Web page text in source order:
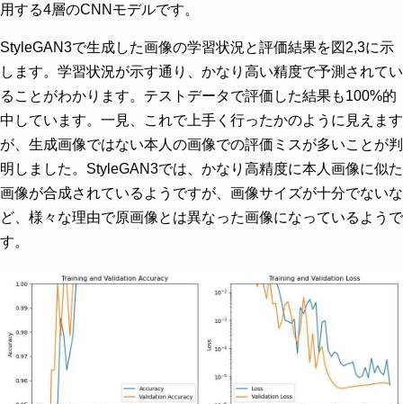
用する4層のCNNモデルです。
StyleGAN3で生成した画像の学習状況と評価結果を図2,3に示
します。学習状況が示す通り、かなり高い精度で予測されてい
ることがわかります。テストデータで評価した結果も100%的
中しています。一見、これで上手く行ったかのように見えます
が、生成画像ではない本人の画像での評価ミスが多いことが判
明しました。StyleGAN3では、かなり高精度に本人画像に似た
画像が合成されているようですが、画像サイズが十分でないな
ど、様々な理由で原画像とは異なった画像になっているようで
す。